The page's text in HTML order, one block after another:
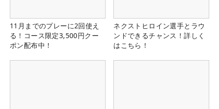
11月までのプレーに2回使え
る！コース限定3,500円クー
ポン配布中！
ネクストヒロイン選手とラウ
ンドできるチャンス！詳しく
はこちら！